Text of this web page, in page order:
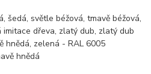
šedá, světle béžová, tmavě béžová,
dřeva, zlatý dub, zlatý dub
hnědá, zelená - RAL 6005
hnědá